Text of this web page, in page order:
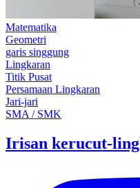
Matematika
Geometri
garis singgung
Lingkaran
Titik Pusat
Persamaan Lingkaran
Jari-jari
SMA / SMK
Irisan kerucut-